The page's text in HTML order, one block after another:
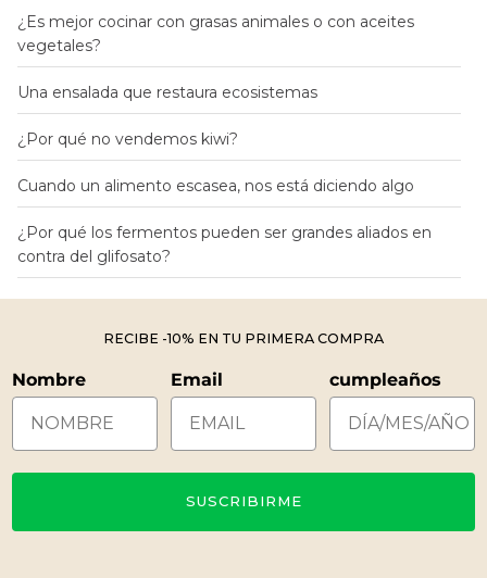
¿Es mejor cocinar con grasas animales o con aceites
vegetales?
Una ensalada que restaura ecosistemas
¿Por qué no vendemos kiwi?
Cuando un alimento escasea, nos está diciendo algo
¿Por qué los fermentos pueden ser grandes aliados en
contra del glifosato?
RECIBE -10% EN TU PRIMERA COMPRA
Nombre Email cumpleaños
SUSCRIBIRME